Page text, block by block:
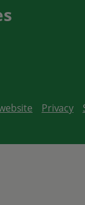
Privacy